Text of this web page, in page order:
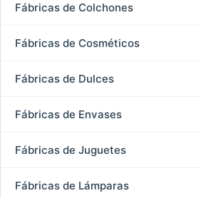
Fábricas de Colchones
Fábricas de Cosméticos
Fábricas de Dulces
Fábricas de Envases
Fábricas de Juguetes
Fábricas de Lámparas